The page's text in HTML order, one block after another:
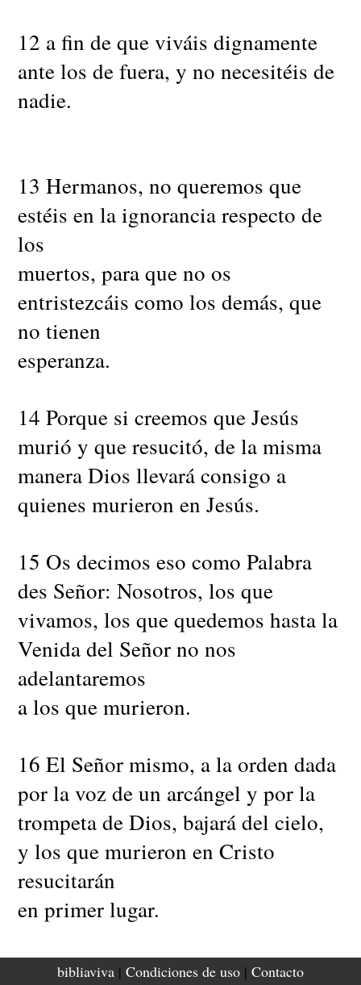
12 a fin de que viváis dignamente
ante los de fuera, y no necesitéis de
nadie.
13 Hermanos, no queremos que
estéis en la ignorancia respecto de
los
muertos, para que no os
entristezcáis como los demás, que
no tienen
esperanza.
14 Porque si creemos que Jesús
murió y que resucitó, de la misma
manera Dios llevará consigo a
quienes murieron en Jesús.
15 Os decimos eso como Palabra
des Señor: Nosotros, los que
vivamos, los que quedemos hasta la
Venida del Señor no nos
adelantaremos
a los que murieron.
16 El Señor mismo, a la orden dada
por la voz de un arcángel y por la
trompeta de Dios, bajará del cielo,
y los que murieron en Cristo
resucitarán
en primer lugar.
17 Después nosotros, los que
bibliaviva | Condiciones de uso | Contacto